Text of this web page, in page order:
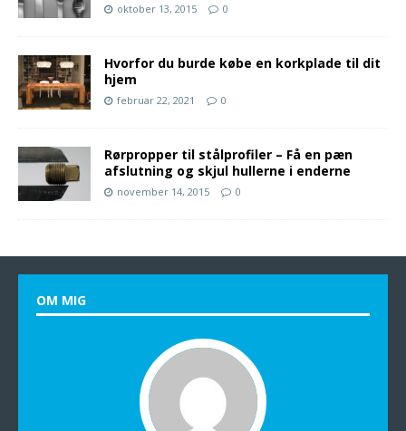
oktober 13, 2015 0
Hvorfor du burde købe en korkplade til dit
hjem
februar 22, 2021 0
Rørpropper til stålprofiler – Få en pæn
afslutning og skjul hullerne i enderne
november 14, 2015 0
OM MIG